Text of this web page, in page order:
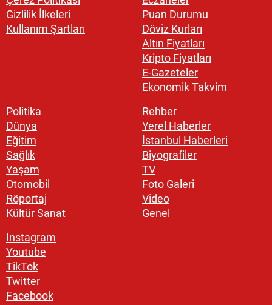
Gizlilik İlkeleri
Kullanım Şartları
Puan Durumu
Döviz Kurları
Altın Fiyatları
Kripto Fiyatları
E-Gazeteler
Ekonomik Takvim
Politika
Dünya
Eğitim
Sağlık
Yaşam
Otomobil
Röportaj
Kültür Sanat
Rehber
Yerel Haberler
İstanbul Haberleri
Biyografiler
TV
Foto Galeri
Video
Genel
Instagram
Youtube
TikTok
Twitter
Facebook